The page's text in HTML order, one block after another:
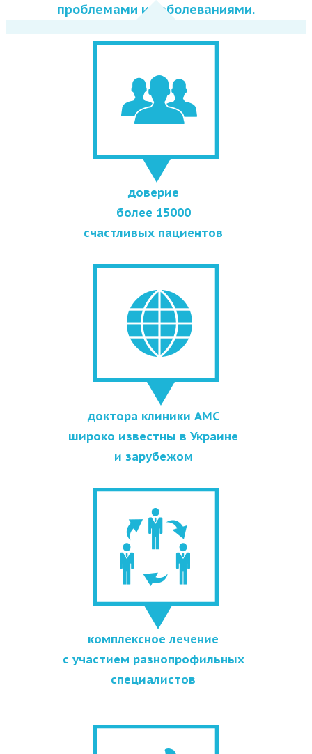
проблемами и заболеваниями.
доверие
более 15000
счастливых пациентов
доктора клиники АМС
широко известны в Украине
и зарубежом
комплексное лечение
с участием разнопрофильных
специалистов